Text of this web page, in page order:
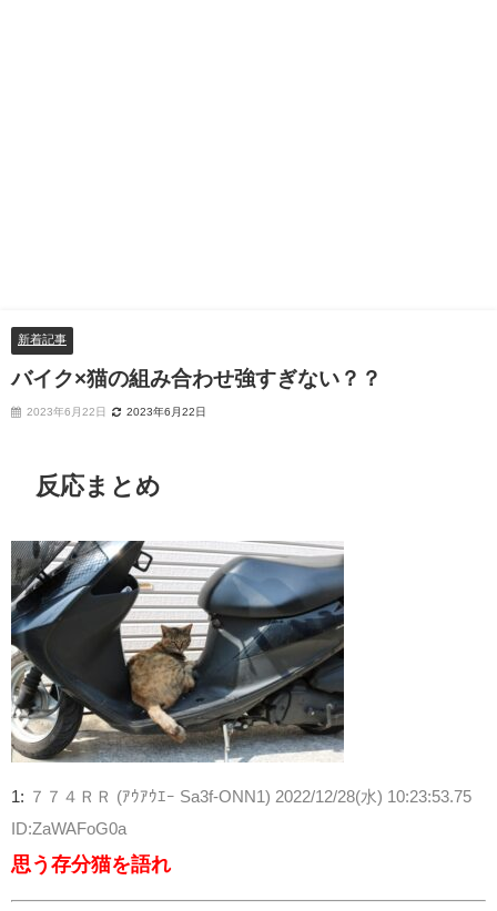
新着記事
バイク×猫の組み合わせ強すぎない？？
2023年6月22日 2023年6月22日
反応まとめ
1: ７７４ＲＲ (ｱｳｱｳｴｰ Sa3f-ONN1) 2022/12/28(水) 10:23:53.75
ID:ZaWAFoG0a
思う存分猫を語れ